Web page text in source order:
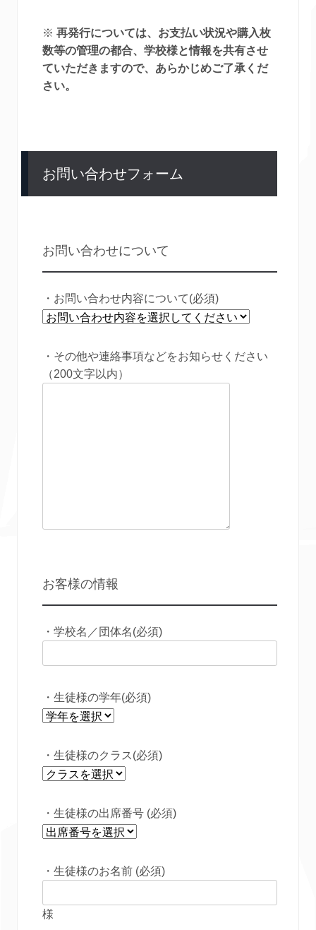
※ 再発行については、お支払い状況や購入枚
数等の管理の都合、学校様と情報を共有させ
ていただきますので、あらかじめご了承くだ
さい。
お問い合わせフォーム
お問い合わせについて
・お問い合わせ内容について(必須)
・その他や連絡事項などをお知らせください
（200文字以内）
お客様の情報
・学校名／団体名(必須)
・生徒様の学年(必須)
・生徒様のクラス(必須)
・生徒様の出席番号 (必須)
・生徒様のお名前 (必須)
様